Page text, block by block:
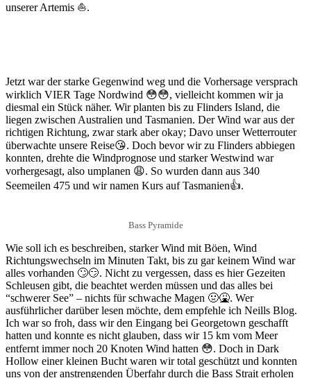
unserer Artemis ⛵.
Jetzt war der starke Gegenwind weg und die Vorhersage versprach
wirklich VIER Tage Nordwind 😳😳, vielleicht kommen wir ja
diesmal ein Stück näher. Wir planten bis zu Flinders Island, die
liegen zwischen Australien und Tasmanien. Der Wind war aus der
richtigen Richtung, zwar stark aber okay; Davo unser Wetterrouter
überwachte unsere Reise😘. Doch bevor wir zu Flinders abbiegen
konnten, drehte die Windprognose und starker Westwind war
vorhergesagt, also umplanen 😩. So wurden dann aus 340
Seemeilen 475 und wir namen Kurs auf Tasmanien👍.
Bass Pyramide
Wie soll ich es beschreiben, starker Wind mit Böen, Wind
Richtungswechseln im Minuten Takt, bis zu gar keinem Wind war
alles vorhanden 🙄😏. Nicht zu vergessen, dass es hier Gezeiten
Schleusen gibt, die beachtet werden müssen und das alles bei
“schwerer See” – nichts für schwache Magen 🤢🤮. Wer
ausführlicher darüber lesen möchte, dem empfehle ich Neills Blog.
Ich war so froh, dass wir den Eingang bei Georgetown geschafft
hatten und konnte es nicht glauben, dass wir 15 km vom Meer
entfernt immer noch 20 Knoten Wind hatten 😳. Doch in Dark
Hollow einer kleinen Bucht waren wir total geschützt und konnten
uns von der anstrengenden Überfahr durch die Bass Strait erholen